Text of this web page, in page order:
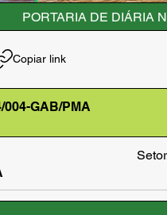
PORTARIA DE DIÁRIA
Copiar link
004-GAB/PMA